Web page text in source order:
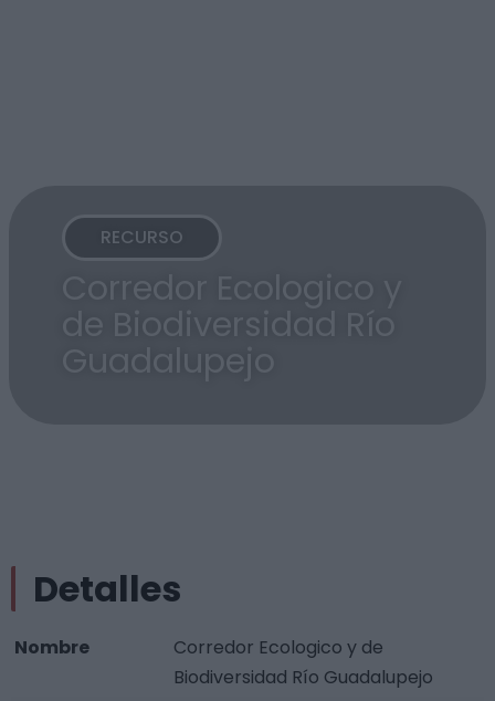
RECURSO
Corredor Ecologico y
de Biodiversidad Río
Guadalupejo
Detalles
Nombre
Corredor Ecologico y de
Biodiversidad Río Guadalupejo